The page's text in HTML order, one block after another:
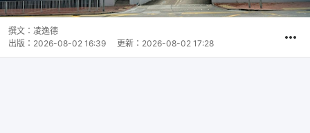
撰文： 凌逸德
出版： 2026-08-02 16:39 更新： 2026-08-02 17:28